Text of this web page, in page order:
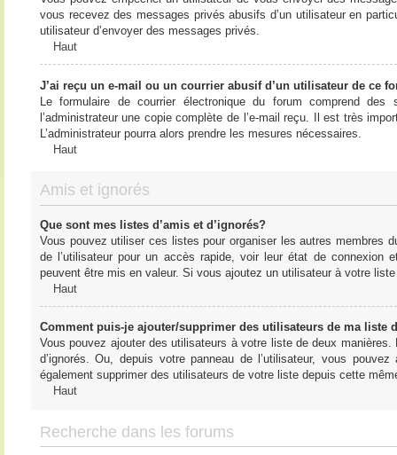
vous recevez des messages privés abusifs d’un utilisateur en
utilisateur d’envoyer des messages privés.
Haut
J’ai reçu un e-mail ou un courrier abusif d’un utilisateur de ce
Le formulaire de courrier électronique du forum comprend
l’administrateur une copie complète de l’e-mail reçu. Il est très
L’administrateur pourra alors prendre les mesures nécessaires.
Haut
Amis et ignorés
Que sont mes listes d’amis et d’ignorés?
Vous pouvez utiliser ces listes pour organiser les autres membres
de l’utilisateur pour un accès rapide, voir leur état de connexion
peuvent être mis en valeur. Si vous ajoutez un utilisateur à votre
Haut
Comment puis-je ajouter/supprimer des utilisateurs de ma liste
Vous pouvez ajouter des utilisateurs à votre liste de deux
d’ignorés. Ou, depuis votre panneau de l’utilisateur, vous
également supprimer des utilisateurs de votre liste depuis cette
Haut
Recherche dans les forums